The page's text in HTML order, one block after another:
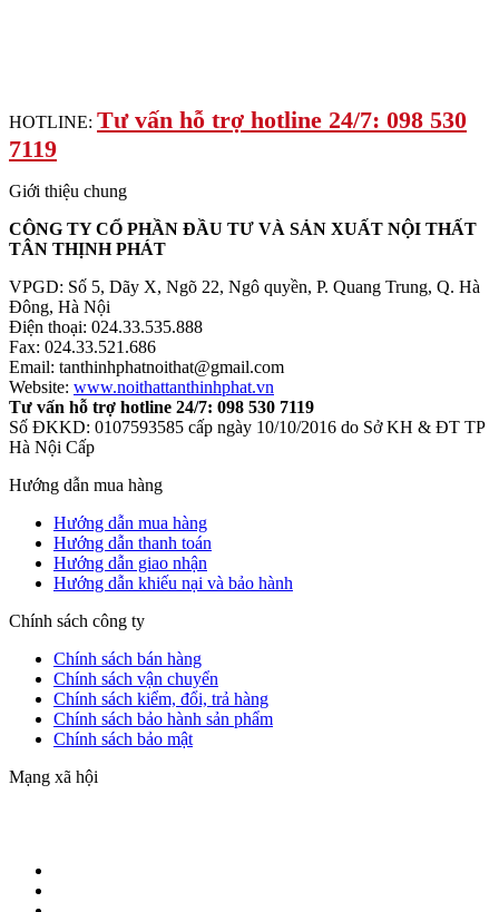
HOTLINE: Tư vấn hỗ trợ hotline 24/7: 098 530
7119
Giới thiệu chung
CÔNG TY CỔ PHẦN ĐẦU TƯ VÀ SẢN XUẤT NỘI THẤT
TÂN THỊNH PHÁT
VPGD: Số 5, Dãy X, Ngõ 22, Ngô quyền, P. Quang Trung, Q. Hà
Đông, Hà Nội
Điện thoại: 024.33.535.888
Fax: 024.33.521.686
Email: tanthinhphatnoithat@gmail.com
Website: www.noithattanthinhphat.vn
Tư vấn hỗ trợ hotline 24/7: 098 530 7119
Số ĐKKD: 0107593585 cấp ngày 10/10/2016 do Sở KH & ĐT TP
Hà Nội Cấp
Hướng dẫn mua hàng
Hướng dẫn mua hàng
Hướng dẫn thanh toán
Hướng dẫn giao nhận
Hướng dẫn khiếu nại và bảo hành
Chính sách công ty
Chính sách bán hàng
Chính sách vận chuyển
Chính sách kiểm, đổi, trả hàng
Chính sách bảo hành sản phẩm
Chính sách bảo mật
Mạng xã hội